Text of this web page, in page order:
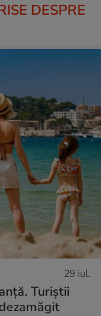
DESPRE
29 iul.
Turiștii